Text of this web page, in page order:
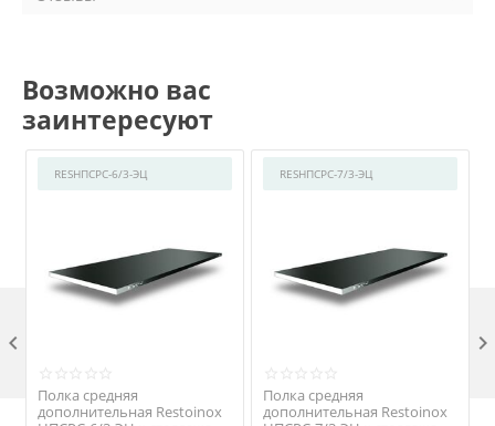
Возможно вас
заинтересуют
RESНПСРС-6/3-ЭЦ
Полка средняя
дополнительная Restoinox
RESНПСРС-7/3-ЭЦ
Полка средняя
дополнительная Restoinox
 